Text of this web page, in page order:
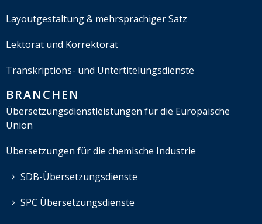
Layoutgestaltung & mehrsprachiger Satz
Lektorat und Korrektorat
Transkriptions- und Untertitelungsdienste
BRANCHEN
Übersetzungsdienstleistungen für die Europäische
Union
Übersetzungen für die chemische Industrie
SDB-Übersetzungsdienste
SPC Übersetzungsdienste